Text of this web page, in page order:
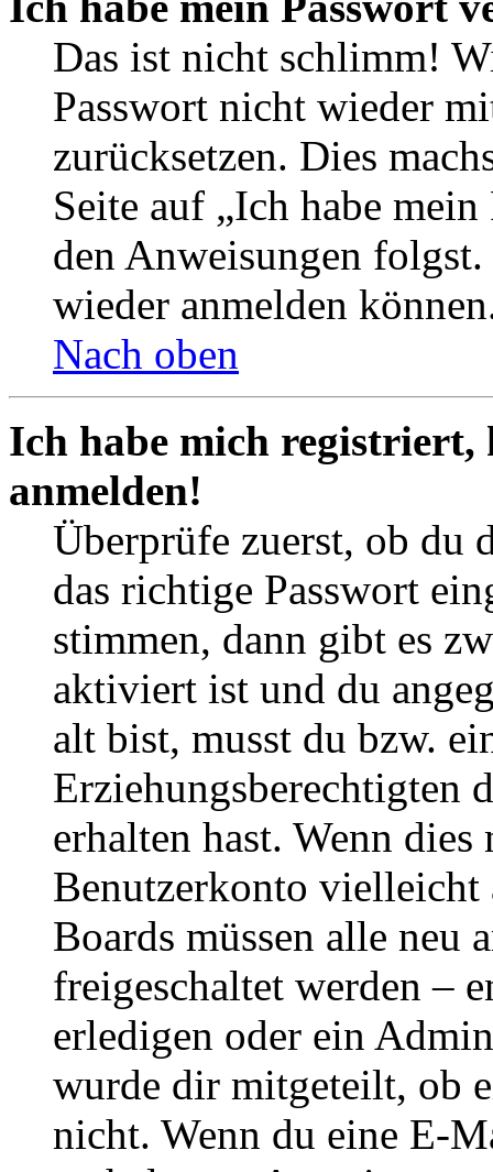
Das ist nicht schlimm!
Passwort nicht wieder
zurücksetzen. Dies
Seite auf „Ich habe
den Anweisungen
wieder anmelden
Nach oben
Ich habe mich
anmelden!
Überprüfe zuerst, ob du
das richtige Passwort
stimmen, dann gibt es
aktiviert ist und du
alt bist, musst du bzw.
Erziehungsberechtigten
erhalten hast. Wenn
Benutzerkonto
Boards müssen alle neu
freigeschaltet werden –
erledigen oder ein
wurde dir mitgeteilt, ob
nicht. Wenn du eine E-